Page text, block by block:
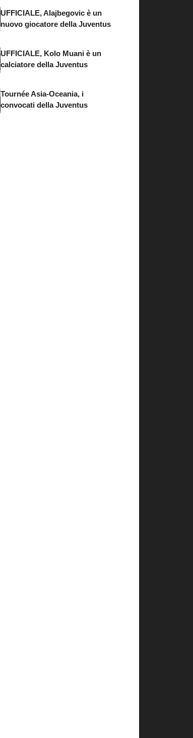
UFFICIALE, Alajbegovic è un
nuovo giocatore della Juventus
UFFICIALE, Kolo Muani è un
calciatore della Juventus
Tournée Asia-Oceania, i
convocati della Juventus